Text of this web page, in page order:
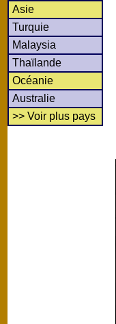
Asie
Turquie
Malaysia
Thaïlande
Océanie
Australie
>> Voir plus pays